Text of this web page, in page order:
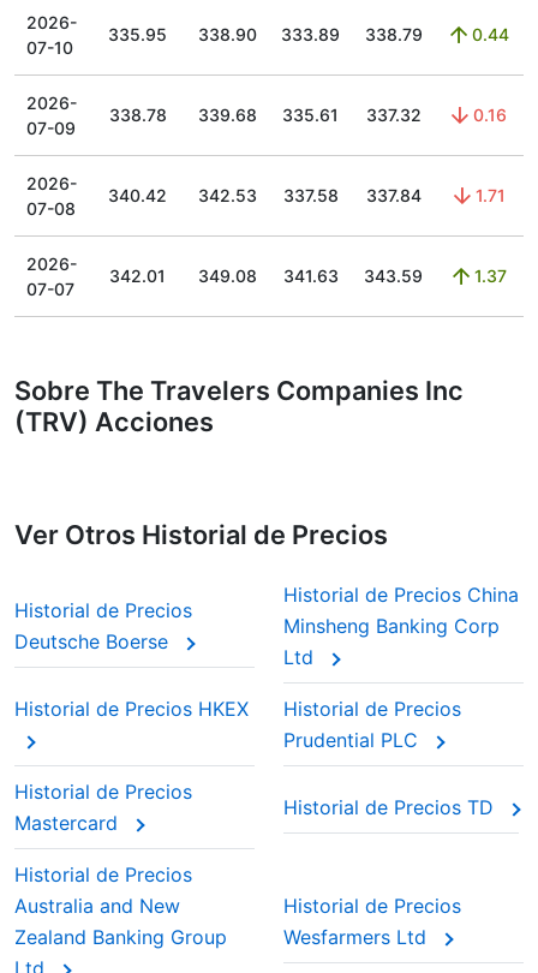
2026-
07-10
335.95 338.90 333.89 338.79 0.44
2026-
07-09
338.78 339.68 335.61 337.32 0.16
2026-
07-08
340.42 342.53 337.58 337.84 1.71
2026-
07-07
342.01 349.08 341.63 343.59 1.37
Sobre The Travelers Companies Inc
(TRV) Acciones
Ver Otros Historial de Precios
Historial de Precios
Deutsche Boerse
Historial de Precios China
Minsheng Banking Corp
Ltd
Historial de Precios HKEX
Historial de Precios
Prudential PLC
Historial de Precios
Mastercard
Historial de Precios TD
Historial de Precios
Australia and New
Zealand Banking Group
Ltd
Historial de Precios
Wesfarmers Ltd